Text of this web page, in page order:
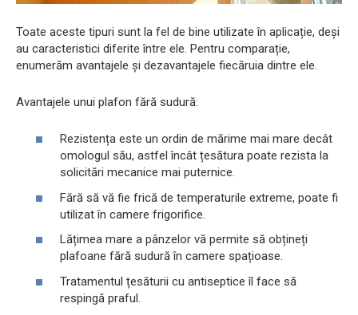
Toate aceste tipuri sunt la fel de bine utilizate în aplicație, deși
au caracteristici diferite între ele. Pentru comparație,
enumerăm avantajele și dezavantajele fiecăruia dintre ele.
Avantajele unui plafon fără sudură:
Rezistența este un ordin de mărime mai mare decât
omologul său, astfel încât țesătura poate rezista la
solicitări mecanice mai puternice.
Fără să vă fie frică de temperaturile extreme, poate fi
utilizat în camere frigorifice.
Lățimea mare a pânzelor vă permite să obțineți
plafoane fără sudură în camere spațioase.
Tratamentul țesăturii cu antiseptice îl face să
respingă praful.